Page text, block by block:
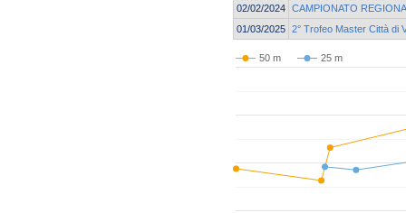
02/02/2024 CAMPIONATO
01/03/2025 2° Trofeo Master Città di
50 m 25 m